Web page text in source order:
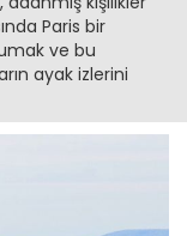
Paris bir
ve bu
ayak izlerini